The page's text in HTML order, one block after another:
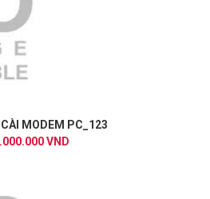
CÀI MODEM PC_123
VND